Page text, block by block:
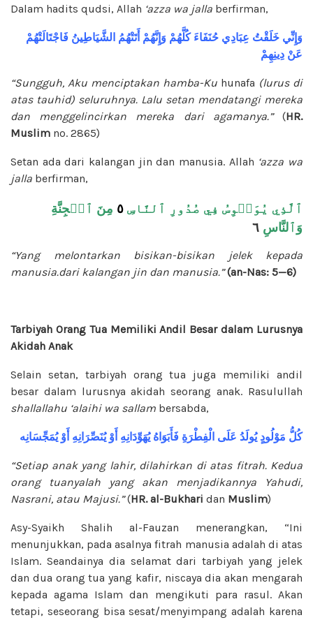
Dalam hadits qudsi, Allah ‘azza wa jalla berfirman,
وَإِنِّي خَلَقْتُ عِبَادِي حُنَفَاءَ كُلَّهُمْ وَإِنَّهُمْ أَتَتْهُمُ الشَّيَاطِينُ فَاجْتَالَتْهُمْ
عَنْ دِينِهِمْ
“Sungguh, Aku menciptakan hamba-Ku hunafa (lurus di
atas tauhid) seluruhnya. Lalu setan mendatangi mereka
dan menggelincirkan mereka dari agamanya.” (HR.
Muslim no. 2865)
Setan ada dari kalangan jin dan manusia. Allah ‘azza wa
jalla berfirman,
ٱلَّذِي يُوَسۡوِسُ فِي صُدُورِ ٱلنَّاسِ ٥ مِنَ ٱلۡجِنَّةِ
وَٱلنَّاسِ
“Yang melontarkan bisikan-bisikan jelek kepada
manusia.dari kalangan jin dan manusia.”(an-Nas: 5—6)
Tarbiyah Orang Tua Memiliki Andil Besar dalam Lurusnya
Akidah Anak
Selain setan, tarbiyah orang tua juga memiliki andil
besar dalam lurusnya akidah seorang anak. Rasulullah
shallallahu ‘alaihi wa sallam bersabda,
كُلُّ مَوْلُودٍ يُولَدُ عَلَى الْفِطْرَةِ فَأَبَوَاهُ يُهَوِّدَانِهِ أَوْ يُنَصِّرَانِهِ أَوْ يُمَجِّسَانِه
“Setiap anak yang lahir, dilahirkan di atas fitrah. Kedua
orang tuanyalah yang akan menjadikannya Yahudi,
Nasrani, atau Majusi.”(HR. al-Bukhari dan Muslim)
Asy-Syaikh Shalih al-Fauzan menerangkan, “Ini
menunjukkan, pada asalnya fitrah manusia adalah di atas
Islam. Seandainya dia selamat dari tarbiyah yang jelek
dan dua orang tua yang kafir, niscaya dia akan mengarah
kepada agama Islam dan mengikuti para rasul. Akan
tetapi, seseorang bisa sesat/menyimpang adalah karena